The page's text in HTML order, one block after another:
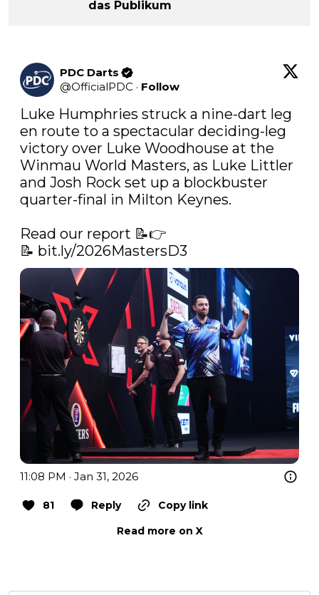
das Publikum
PDC Darts
@OfficialPDC · Follow
Luke Humphries struck a nine-dart leg
en route to a spectacular deciding-leg
victory over Luke Woodhouse at the
Winmau World Masters, as Luke Littler
and Josh Rock set up a blockbuster
quarter-final in Milton Keynes.
Read our report 📝👉
📝 bit.ly/2026MastersD3
11:08 PM · Jan 31, 2026
81 Reply
Copy link
Read more on X